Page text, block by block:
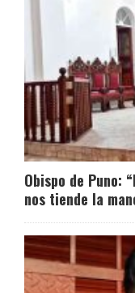
Obispo de Puno:
nos tiende la